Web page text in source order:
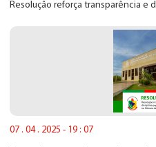
Resolução reforça transparência e
07 . 04 . 2025 - 19 : 07